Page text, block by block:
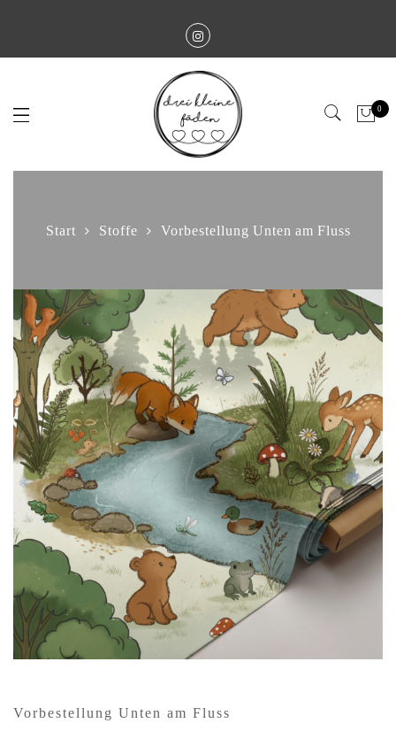
0
Start Stoffe Vorbestellung Unten am Fluss
Vorbestellung Unten am Fluss